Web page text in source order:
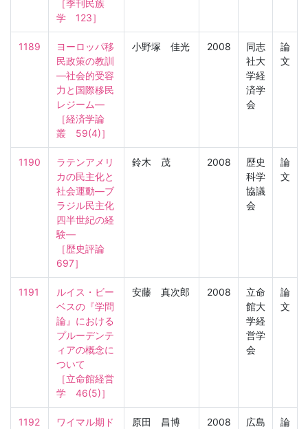
［季刊民族
学　123］
1189
ヨーロッパ移
民政策の教訓
―社会的受容
力と国際移民
レジーム―
［経済学論
叢　59(4)］
小野塚 佳光 2008
同志
社大
学経
済学
会
論
文
1190
ラテンアメリ
カの民主化と
社会運動―ブ
ラジル民主化
四半世紀の経
験―
［歴史評論
697］
鈴木 茂 2008
歴史
科学
協議
会
論
文
1191
ルイス・ビー
ベスの『学問
論』における
プルーデンテ
ィアの概念に
ついて
［立命館経営
学　46(5)］
安藤 真次郎 2008
立命
館大
学経
営学
会
論
文
1192
ワイマル期ド
原田 昌博 2008
広島
論